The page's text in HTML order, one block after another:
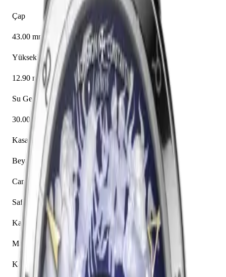
Çap
43.00 mm
Yükseklik
12.90 mm
Su Geçirmezlik
30.00 m
Kasa Malzemesi
Beyaz Altın
Cam
Safir
Kadran Rengi
Mavi
Kasa Şekli